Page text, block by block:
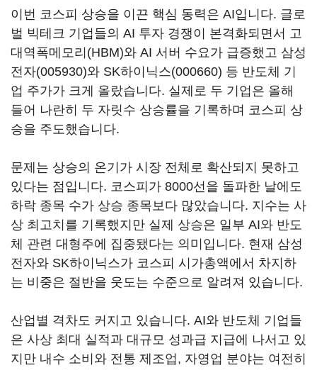
이번 코스피 상승을 이끈 핵심 동력은 AI입니다. 글로
벌 빅테크 기업들의 AI 투자 경쟁이 본격화되면서 고
대역폭메모리(HBM)와 AI 서버 수요가 급증했고 삼성
전자(005930)와 SK하이닉스(000660) 등 반도체 기
업 주가가 크게 올랐습니다. 실제로 두 기업은 올해
들어 나란히 두 자릿수 상승률을 기록하며 코스피 상
승을 주도했습니다.
문제는 상승의 온기가 시장 전체로 확산되지 못하고
있다는 점입니다. 코스피가 8000선을 돌파한 날에도
하락 종목 수가 상승 종목보다 많았습니다. 지수는 사
상 최고치를 기록했지만 실제 상승은 일부 AI와 반도
체 관련 대형주에 집중됐다는 의미입니다. 현재 삼성
전자와 SK하이닉스가 코스피 시가총액에서 차지하
는 비중은 절반을 웃도는 수준으로 알려져 있습니다.
산업별 격차도 커지고 있습니다. AI와 반도체 기업들
은 사상 최대 실적과 대규모 성과급 지급에 나서고 있
지만 내수 소비와 전통 제조업, 자영업 분야는 여전히